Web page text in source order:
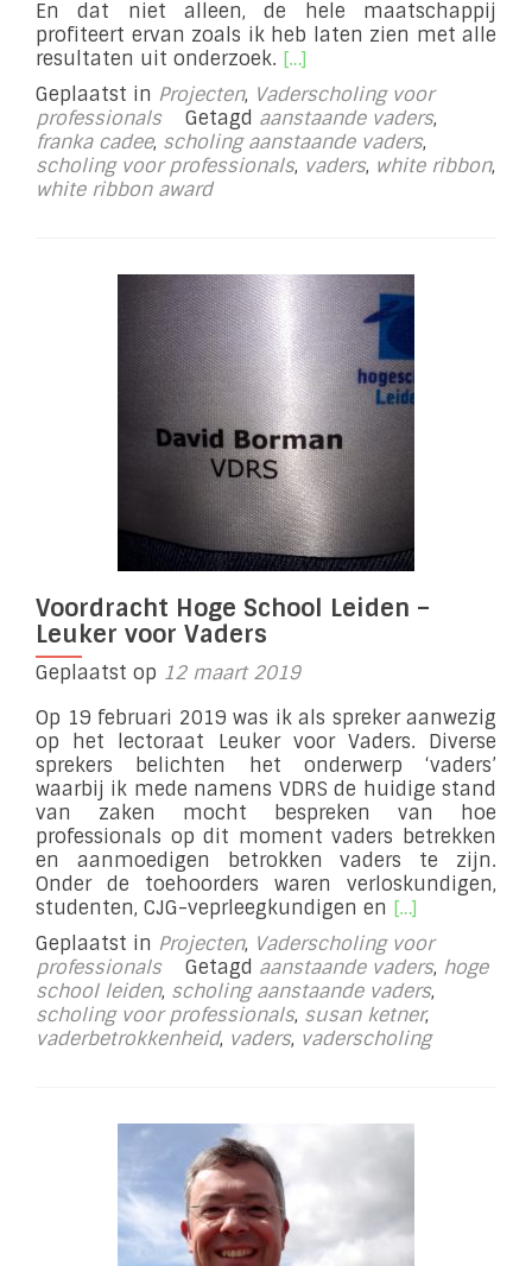
En dat niet alleen, de hele maatschappij
profiteert ervan zoals ik heb laten zien met alle
resultaten uit onderzoek. Lees
meer
overWhite
Ribbon
Lezing
[…]
Geplaatst in Projecten, Vaderscholing voor
professionals
Getagd aanstaande vaders,
franka cadee, scholing aanstaande vaders,
scholing voor professionals, vaders, white ribbon,
white ribbon award
Voordracht Hoge School Leiden –
Leuker voor Vaders
Geplaatst op 12 maart 2019
Op 19 februari 2019 was ik als spreker aanwezig
op het lectoraat Leuker voor Vaders. Diverse
sprekers belichten het onderwerp ‘vaders’
waarbij ik mede namens VDRS de huidige stand
van zaken mocht bespreken van hoe
professionals op dit moment vaders betrekken
en aanmoedigen betrokken vaders te zijn.
Onder de toehoorders waren verloskundigen,
studenten, CJG-veprleegkundigen en Lees
Hoge
School
Leiden
–
Vaders
[…]
Geplaatst in Projecten, Vaderscholing voor
professionals
Getagd aanstaande vaders, hoge
school leiden, scholing aanstaande vaders,
scholing voor professionals, susan ketner,
vaderbetrokkenheid, vaders, vaderscholing